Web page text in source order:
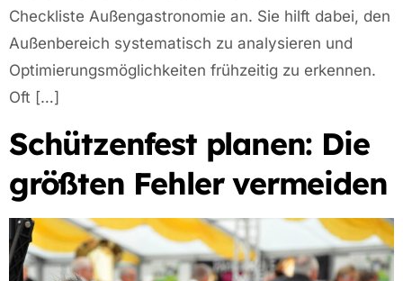
Checkliste Außengastronomie an. Sie hilft dabei, den
Außenbereich systematisch zu analysieren und
Optimierungsmöglichkeiten frühzeitig zu erkennen.
Oft […]
Schützenfest planen: Die
größten Fehler vermeiden